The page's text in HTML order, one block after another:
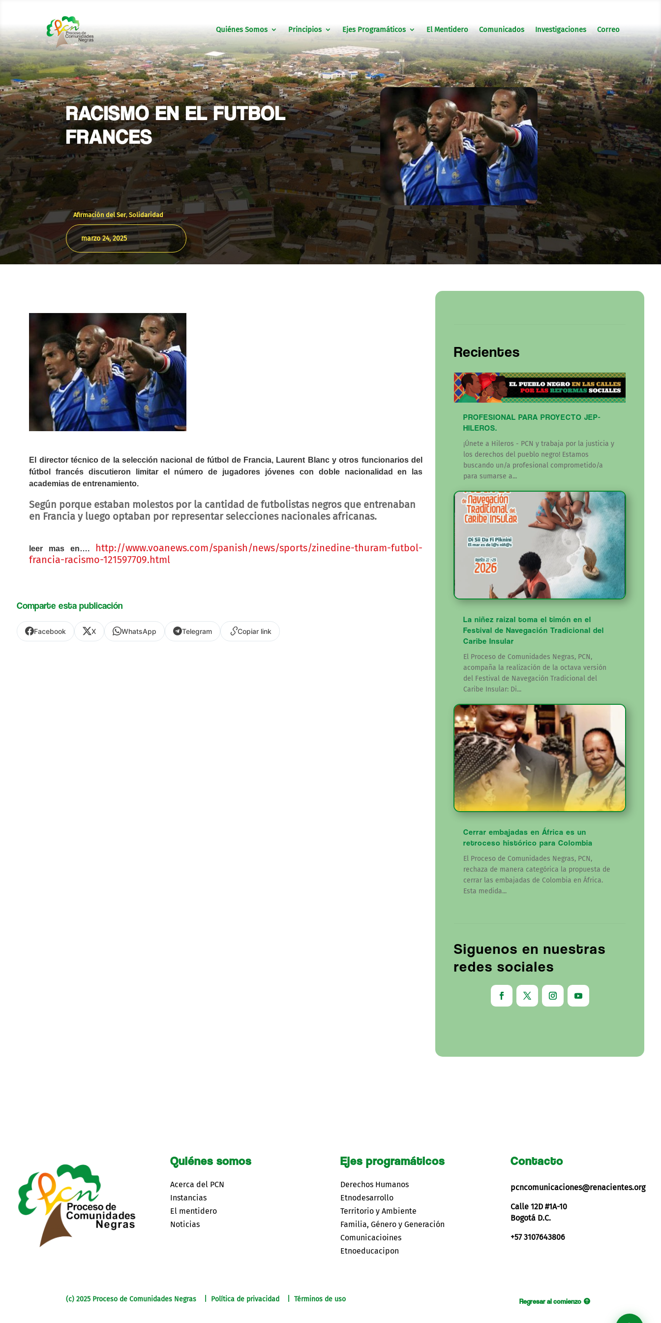
Quiénes Somos Principios Ejes Programáticos El Mentidero Comunicados Investigaciones Correo
RACISMO EN EL FUTBOL
FRANCES
Afirmación del Ser,Solidaridad
marzo 24, 2025
El director técnico de la selección nacional de fútbol de Francia, Laurent Blanc y otros funcionarios del
fútbol francés discutieron limitar el número de jugadores jóvenes con doble nacionalidad en las
academias de entrenamiento.
Según porque estaban molestos por la cantidad de futbolistas negros que entrenaban
en Francia y luego optaban por representar selecciones nacionales africanas.
leer mas en….
http://www.voanews.com/spanish/news/sports/zinedine-thuram-futbol-
francia-racismo-121597709.html
Comparte esta publicación
Facebook X WhatsApp Telegram Copiar link
Recientes
PROFESIONAL PARA PROYECTO JEP-
HILEROS.
¡Únete a Hileros - PCN y trabaja por la justicia y
los derechos del pueblo negro! Estamos
buscando un/a profesional comprometido/a
para sumarse a...
La niñez raizal toma el timón en el
Festival de Navegación Tradicional del
Caribe Insular
El Proceso de Comunidades Negras, PCN,
acompaña la realización de la octava versión
del Festival de Navegación Tradicional del
Caribe Insular: Di...
Cerrar embajadas en África es un
retroceso histórico para Colombia
El Proceso de Comunidades Negras, PCN,
rechaza de manera categórica la propuesta de
cerrar las embajadas de Colombia en África.
Esta medida...
Siguenos en nuestras
redes sociales
Quiénes somos
Acerca del PCN
Instancias
El mentidero
Noticias
Ejes programáticos
Derechos Humanos
Etnodesarrollo
Territorio y Ambiente
Familia, Género y Generación
Comunicacioines
Etnoeducacipon
Contacto
pcncomunicaciones@renacientes.org
Calle 12D #1A-10
Bogotá D.C.
+57 3107643806
(c) 2025 Proceso de Comunidades Negras | Política de privacidad | Términos de uso Regresar al comienzo